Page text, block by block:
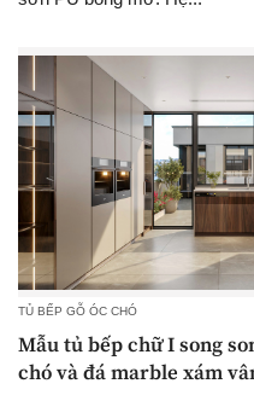
TỦ BẾP GỖ ÓC CHÓ
Mẫu tủ bếp chữ I song
chó và đá marble xám